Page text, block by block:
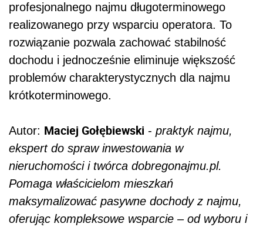
profesjonalnego najmu długoterminowego
realizowanego przy wsparciu operatora. To
rozwiązanie pozwala zachować stabilność
dochodu i jednocześnie eliminuje większość
problemów charakterystycznych dla najmu
krótkoterminowego.
Autor: Maciej Gołębiewski - praktyk najmu,
ekspert do spraw inwestowania w
nieruchomości i twórca dobregonajmu.pl.
Pomaga właścicielom mieszkań
maksymalizować pasywne dochody z najmu,
oferując kompleksowe wsparcie – od wyboru i